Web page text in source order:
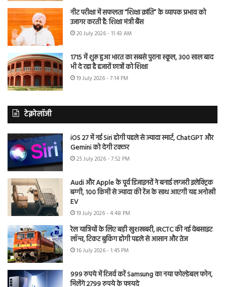
नीट परीक्षा में सफलता “शिक्षा क्रांति” के व्यापक प्रभाव को
उजागर करती है: शिक्षा मंत्री बैंस
20 July 2026 - 11:43 AM
1715 में शुरू हुआ भारत का सबसे पुराना स्कूल, 300 साल बाद
भी दे रहा है हजारों छात्रों को शिक्षा
19 July 2026 - 7:14 PM
टेक्नोलॉजी
iOS 27 में नई Siri होगी पहले से ज्यादा स्मार्ट, ChatGPT और
Gemini को देगी टक्कर
25 July 2026 - 7:52 PM
Audi और Apple के पूर्व डिजाइनरों ने बनाई लग्जरी इलेक्ट्रिक
बग्गी, 100 किमी से ज्यादा की रेंज के साथ आएगी यह अनोखी
EV
19 July 2026 - 4:48 PM
रेल यात्रियों के लिए बड़ी खुशखबरी, IRCTC की नई वेबसाइट
लॉन्च, टिकट बुकिंग होगी पहले से आसान और तेज
16 July 2026 - 1:45 PM
999 रुपये में रिजर्व करें Samsung का नया फोल्डेबल फोन,
मिलेंगे 2799 रुपये के फायदे